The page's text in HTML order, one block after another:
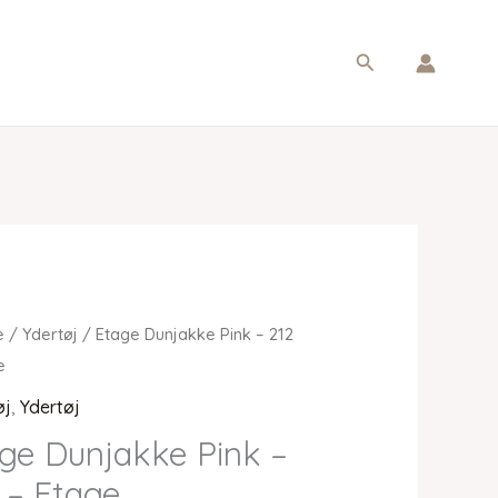
Søg
/Ydertøj / Etage Dunjakke Pink – 212
,Ydertøj
Dunjakke Pink –